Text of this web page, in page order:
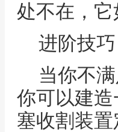
处不在，
进阶技
当你不
你可以建
塞收割装